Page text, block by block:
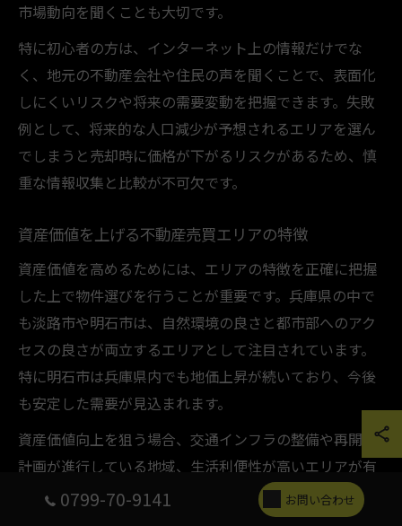
市場動向を聞くことも大切です。
特に初心者の方は、インターネット上の情報だけでな
く、地元の不動産会社や住民の声を聞くことで、表面化
しにくいリスクや将来の需要変動を把握できます。失敗
例として、将来的な人口減少が予想されるエリアを選ん
でしまうと売却時に価格が下がるリスクがあるため、慎
重な情報収集と比較が不可欠です。
資産価値を上げる不動産売買エリアの特徴
資産価値を高めるためには、エリアの特徴を正確に把握
した上で物件選びを行うことが重要です。兵庫県の中で
も淡路市や明石市は、自然環境の良さと都市部へのアク
セスの良さが両立するエリアとして注目されています。
特に明石市は兵庫県内でも地価上昇が続いており、今後
も安定した需要が見込まれます。
資産価値向上を狙う場合、交通インフラの整備や再開発
計画が進行している地域、生活利便性が高いエリアが有
利です。さらに、マンションや一戸建ての物件選びにお
いては、築年数や耐震性、将来的なリノベーションの可
0799-70-9141 お問い合わせ